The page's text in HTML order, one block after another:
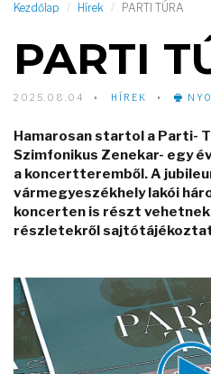
Kezdőlap Hírek PARTI TÚRA
PARTI
2025.08.04 HÍREK
Hamarosan startol a Parti-
Szimfonikus Zenekar- egy
a koncertteremből. A
vármegyeszékhely lakói
koncerten is részt
részletekről
Video
Player